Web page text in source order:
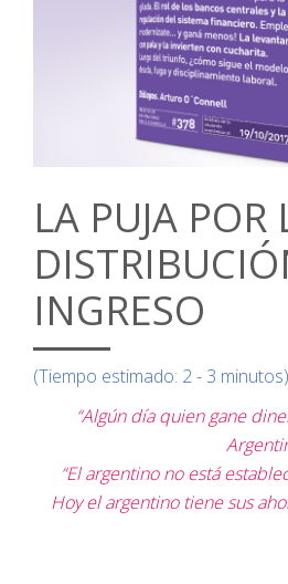
LA PUJA POR
INGRESO
(Tiempo estimado: 2 - 3 minutos)
“Algún día quien gane
“El argentino no está
Hoy el argentino tiene sus